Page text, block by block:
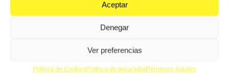
Aceptar
Denegar
Ver preferencias
Política de CookiesPolítica de privacidadTérminos legales
125cc 2014
Duke 125cc 2014